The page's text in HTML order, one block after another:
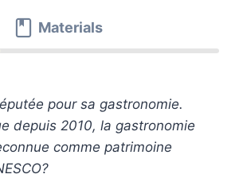
Materials
pour sa gastronomie.
depuis 2010, la gastronomie
comme patrimoine